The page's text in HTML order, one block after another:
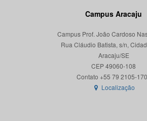
Campus Aracaju
Campus Prof. João Cardoso
Rua Cláudio Batista, s/n,
Aracaju/SE
CEP 49060-108
Localização